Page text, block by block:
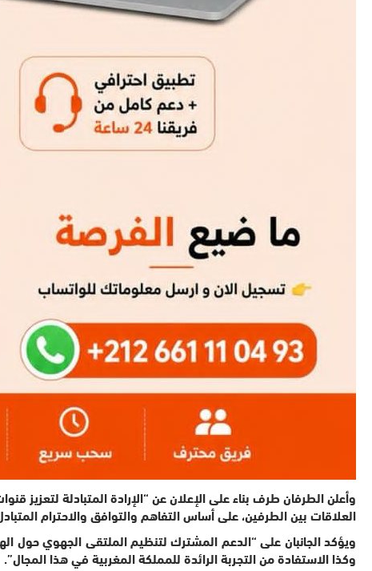
وأعلن الطرفان طرف بناء على الإعلان عن “الإرادة المتبادلة لتعزيز
العلاقات بين الطرفين، على أساس التفاهم والتوافق والاحترام
وكذا الاستفادة من التجربة الرائدة للمملكة المغربية في هذا المجال”.